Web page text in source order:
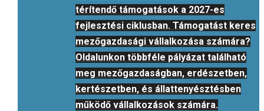
térítendő támogatások a 2027-es
fejlesztési ciklusban. Támogatást keres
mezőgazdasági vállalkozása számára?
Oldalunkon többféle pályázat található
meg mezőgazdaságban, erdészetben,
kertészetben, és állattenyésztésben
működő vállalkozások számára.